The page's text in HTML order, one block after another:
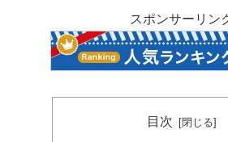
スポンサーリン
目次